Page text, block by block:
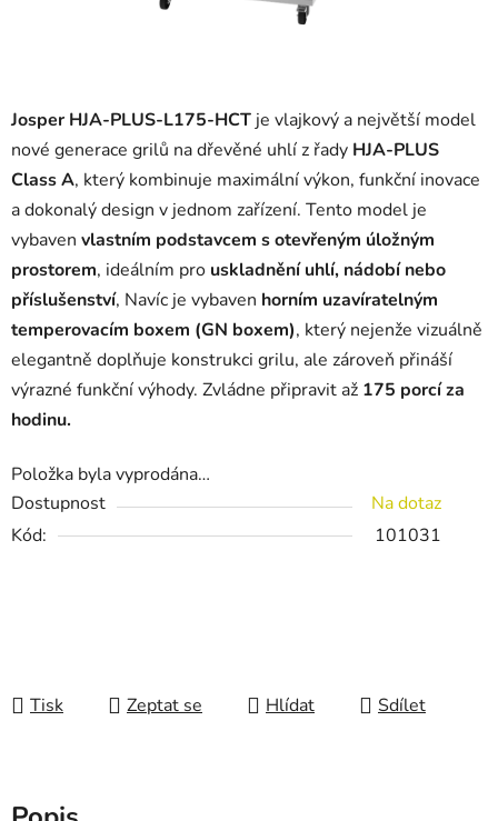
Josper HJA-PLUS-L175-HCT je vlajkový a největší model
nové generace grilů na dřevěné uhlí z řady HJA-PLUS
Class A, který kombinuje maximální výkon, funkční inovace
a dokonalý design v jednom zařízení. Tento model je
vybaven vlastním podstavcem s otevřeným úložným
prostorem, ideálním pro uskladnění uhlí, nádobí nebo
příslušenství, Navíc je vybaven horním uzavíratelným
temperovacím boxem (GN boxem), který nejenže vizuálně
elegantně doplňuje konstrukci grilu, ale zároveň přináší
výrazné funkční výhody. Zvládne připravit až 175 porcí za
hodinu.
Položka byla vyprodána…
Dostupnost
Na dotaz
Kód:
101031
Tisk Zeptat se Hlídat Sdílet